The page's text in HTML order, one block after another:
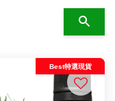
Best特選現貨